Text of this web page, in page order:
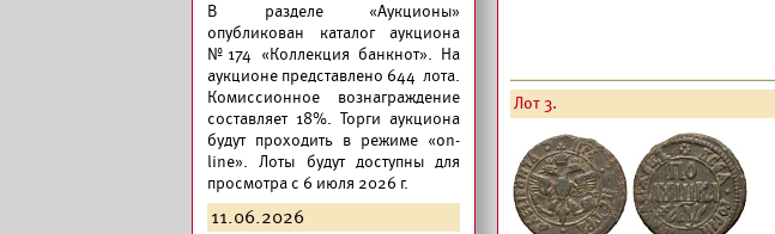
В разделе «Аукционы»
опубликован каталог аукциона
№174 «Коллекция банкнот». На
аукционе представлено 644 лота.
Комиссионное вознаграждение
составляет 18%. Торги аукциона
будут проходить в режиме «on-
line». Лоты будут доступны для
просмотра с 6 июля 2026 г.
11.06.2026
Лот 3.